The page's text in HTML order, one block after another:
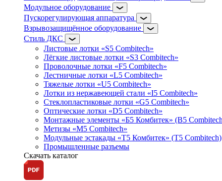
Модульное оборудование
Пускорегулирующая аппаратура
Взрывозащищённое оборудование
Стиль ДКС
Листовые лотки «S5 Combitech»
Лёгкие листовые лотки «S3 Combitech»
Проволочные лотки «F5 Combitech»
Лестничные лотки «L5 Combitech»
Тяжелые лотки «U5 Combitech»
Лотки из нержавеющей стали «I5 Combitech»
Стеклопластиковые лотки «G5 Combitech»
Оптические лотки «D5 Combitech»
Монтажные элементы «Б5 Комбитек» (B5
Метизы «M5 Combitech»
Модульные эстакады «Т5 Комбитек» (T5 Combitech)
Промышленные разъемы
Скачать каталог